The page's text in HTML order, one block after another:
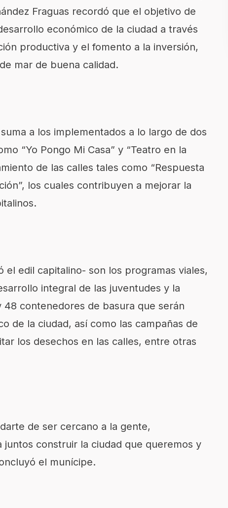
Fraguas recordó que el objetivo de
económico de la ciudad a través
productiva y el fomento a la inversión,
mar de buena calidad.
a los implementados a lo largo de dos
“Yo Pongo Mi Casa” y “Teatro en la
de las calles tales como “Respuesta
los cuales contribuyen a mejorar la
el edil capitalino- son los programas viales,
integral de las juventudes y la
48 contenedores de basura que serán
de la ciudad, así como las campañas de
los desechos en las calles, entre otras
de ser cercano a la gente,
construir la ciudad que queremos y
el munícipe.